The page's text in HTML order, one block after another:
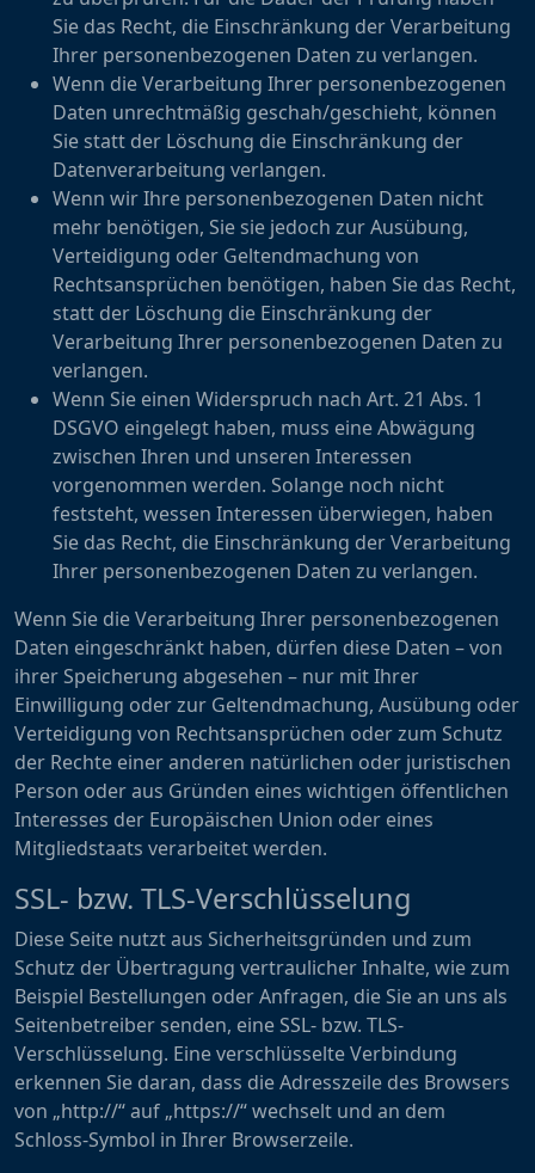
Sie das Recht, die Einschränkung der Verarbeitung
Ihrer personenbezogenen Daten zu verlangen.
Wenn die Verarbeitung Ihrer personenbezogenen
Daten unrechtmäßig geschah/geschieht, können
Sie statt der Löschung die Einschränkung der
Datenverarbeitung verlangen.
Wenn wir Ihre personenbezogenen Daten nicht
mehr benötigen, Sie sie jedoch zur Ausübung,
Verteidigung oder Geltendmachung von
Rechtsansprüchen benötigen, haben Sie das Recht,
statt der Löschung die Einschränkung der
Verarbeitung Ihrer personenbezogenen Daten zu
verlangen.
Wenn Sie einen Widerspruch nach Art. 21 Abs. 1
DSGVO eingelegt haben, muss eine Abwägung
zwischen Ihren und unseren Interessen
vorgenommen werden. Solange noch nicht
feststeht, wessen Interessen überwiegen, haben
Sie das Recht, die Einschränkung der Verarbeitung
Ihrer personenbezogenen Daten zu verlangen.
Wenn Sie die Verarbeitung Ihrer personenbezogenen
Daten eingeschränkt haben, dürfen diese Daten – von
ihrer Speicherung abgesehen – nur mit Ihrer
Einwilligung oder zur Geltendmachung, Ausübung oder
Verteidigung von Rechtsansprüchen oder zum Schutz
der Rechte einer anderen natürlichen oder juristischen
Person oder aus Gründen eines wichtigen öffentlichen
Interesses der Europäischen Union oder eines
Mitgliedstaats verarbeitet werden.
SSL- bzw. TLS-Verschlüsselung
Diese Seite nutzt aus Sicherheitsgründen und zum
Schutz der Übertragung vertraulicher Inhalte, wie zum
Beispiel Bestellungen oder Anfragen, die Sie an uns als
Seitenbetreiber senden, eine SSL- bzw. TLS-
Verschlüsselung. Eine verschlüsselte Verbindung
erkennen Sie daran, dass die Adresszeile des Browsers
von „http://“ auf „https://“ wechselt und an dem
Schloss-Symbol in Ihrer Browserzeile.